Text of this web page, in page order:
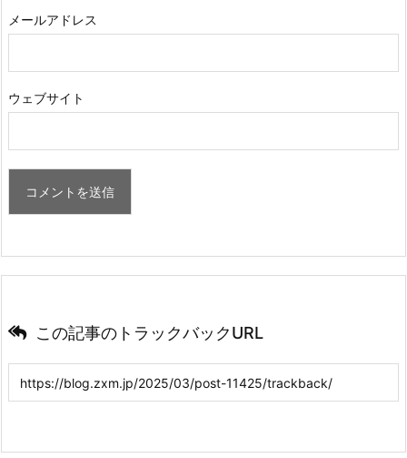
メールアドレス
ウェブサイト
この記事のトラックバックURL